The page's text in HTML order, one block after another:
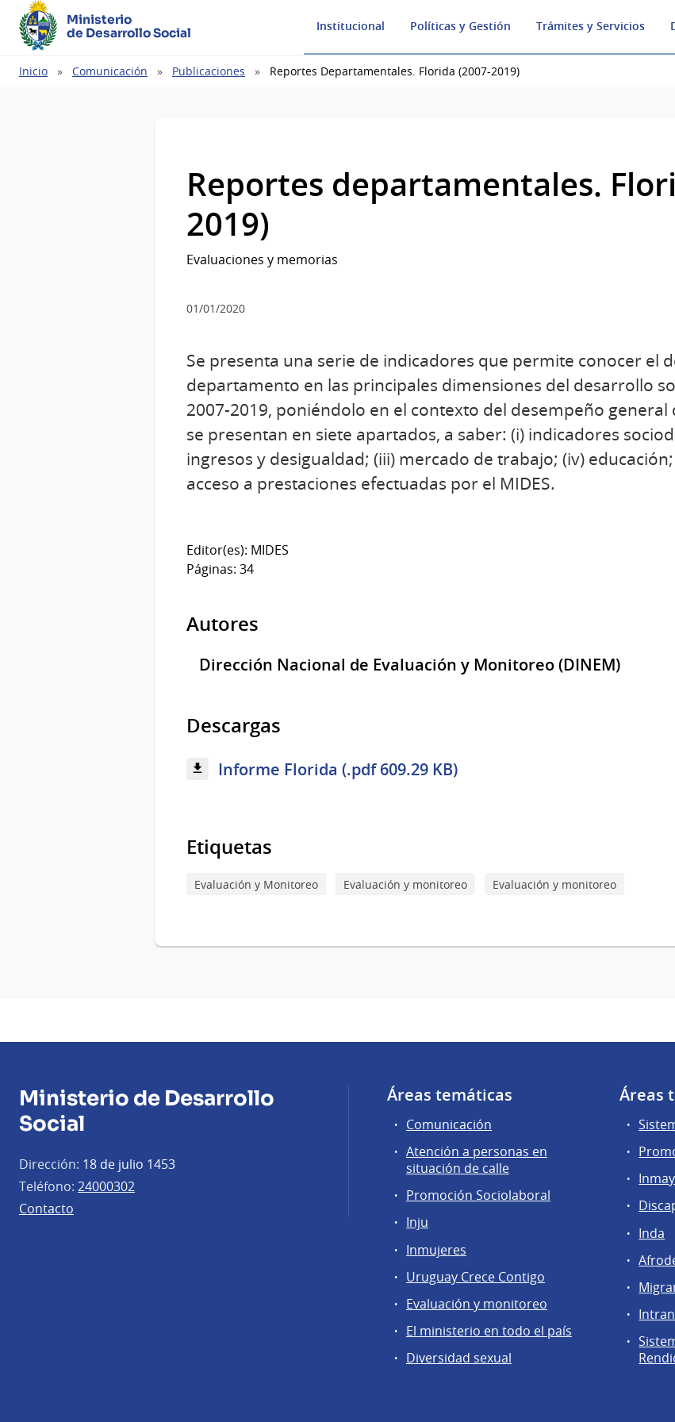
Ministerio
de Desarrollo Social
Institucional Políticas y Gestión Trámites y Servicios
Ruta
Inicio Comunicación Publicaciones Reportes Departamentales. Florida (2007-2019)
Reportes departamentales.
2019)
Evaluaciones y memorias
01/01/2020
Se presenta una serie de indicadores que permite conocer el
departamento en las principales dimensiones del desarrollo
2007-2019, poniéndolo en el contexto del desempeño general
se presentan en siete apartados, a saber: (i) indicadores
ingresos y desigualdad; (iii) mercado de trabajo; (iv)
acceso a prestaciones efectuadas por el MIDES.
Editor(es): MIDES
Páginas: 34
Autores
Dirección Nacional de Evaluación y Monitoreo (DINEM)
Descargas
Informe Florida (.pdf 609.29 KB)
Etiquetas
Evaluación y Monitoreo Evaluación y monitoreo Evaluación y monitoreo
Ministerio de Desarrollo
Social
Dirección: 18 de julio 1453
Teléfono: 24000302
Contacto
Áreas temáticas
Comunicación
Atención a personas en
situación de calle
Promoción Sociolaboral
Inju
Inmujeres
Uruguay Crece Contigo
Evaluación y monitoreo
El ministerio en todo el país
Diversidad sexual
Áreas
Inda